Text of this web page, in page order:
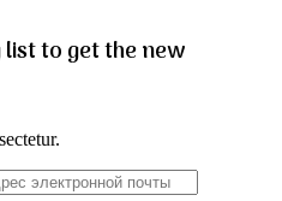
to get the new